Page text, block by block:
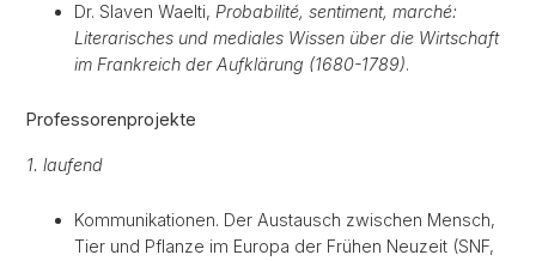
Dr. Slaven Waelti, Probabilité, sentiment, marché:
Literarisches und mediales Wissen über die Wirtschaft
im Frankreich der Aufklärung (1680-1789).
Professorenprojekte
1. laufend
Kommunikationen. Der Austausch zwischen Mensch,
Tier und Pflanze im Europa der Frühen Neuzeit (SNF,